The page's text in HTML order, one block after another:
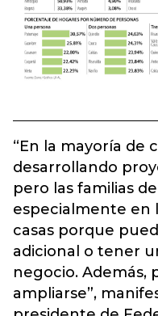
“En la mayoría de
desarrollando
pero las familias
especialmente en
casas porque
adicional o tener
negocio. Además,
ampliarse”,